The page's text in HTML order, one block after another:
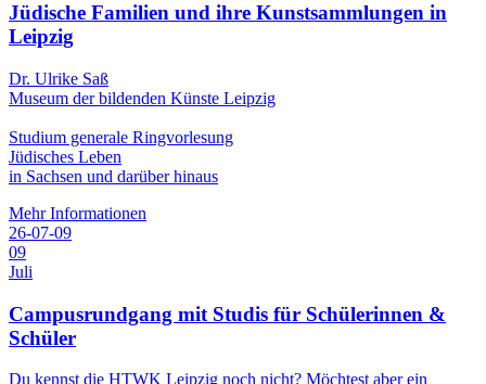
Jüdische Familien und ihre Kunstsammlungen in
Leipzig
Dr. Ulrike Saß
Museum der bildenden Künste Leipzig
Studium generale Ringvorlesung
Jüdisches Leben
in Sachsen und darüber hinaus
Mehr Informationen
26-07-09
09
Juli
Campusrundgang mit Studis für Schülerinnen &
Schüler
Du kennst die HTWK Leipzig noch nicht? Möchtest aber ein